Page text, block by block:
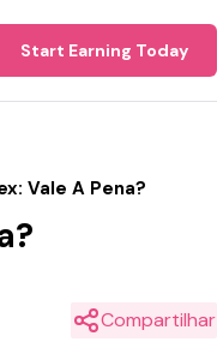
Start Earning Today
Vale A Pena?
Compartilhar